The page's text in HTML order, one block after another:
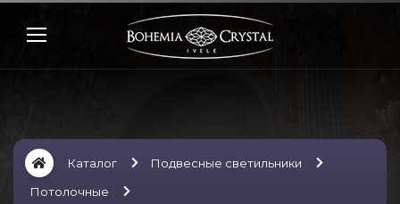
Каталог
Подвесные светильники
Потолочные